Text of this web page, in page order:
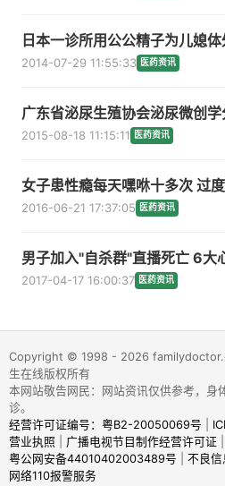
日本一诊所用公公精子为儿媳
2014-07-29 11:55:33 医药资讯
广东省泌尿生殖协会泌尿微创
2015-08-18 11:15:11 医药资讯
女子患性瘾每天嘿咻十多次 过
2016-06-21 17:37:05 医药资讯
男子加入"自杀群"直播死亡 6大
2017-04-17 16:00:37 医药资讯
Copyright © 1998 - 2026
生在线版权所有
本网站敬告网民：网站资讯仅供参考，身
诊。
经营许可证编号：粤B2-20050069号
营业执照
广播电视节目制作经营许可证
粤公网安备44010402003489号
不良信
网络110报警服务